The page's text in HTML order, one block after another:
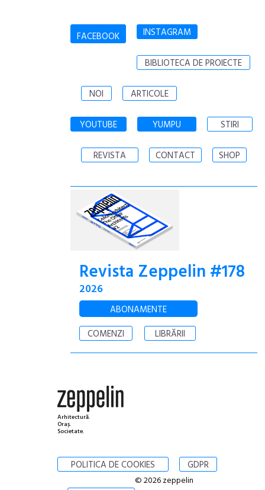
FACEBOOK INSTAGRAM
BIBLIOTECA DE PROIECTE
NOI ARTICOLE
YOUTUBE YUMPU STIRI
REVISTA CONTACT SHOP
Revista Zeppelin #178
2026
ABONAMENTE
COMENZI
LIBRĂRII
Arhitectură.
Oraș.
Societate.
POLITICA DE COOKIES GDPR
© 2026 zeppelin